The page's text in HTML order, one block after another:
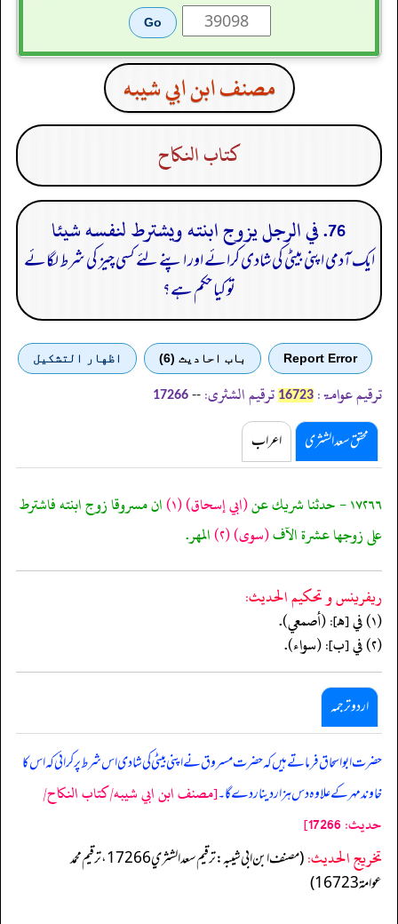
مصنف ابن ابي شيبه
كتاب النكاح
76. في الرجل يزوج ابنته ويشترط لنفسه شيئا
ایک آدمی اپنی بیٹی کی شادی کرائے اور اپنے لئے کسی چیز کی شرط لگائے
تو کیا حکم ہے؟
Report Error باب احادیث (6) اظهار التشكيل
ترقیم عوامۃ: 16723 ترقیم الشثری: --
17266
محقق سعد الشثری اعراب
١٧٢٦٦ - حدثنا شريك عن (ابي إسحاق)(١) ان مسروقا زوج ابنته فاشترط
على زوجها عشرة الآف(سوى)(٢) المهر.
ريفرينس و تحكيم الحدیث:
(١) في [هـ]: (أصمعي).
(٢) في [ب]: (سواء).
اردو ترجمہ
حضرت ابو اسحاق فرماتے ہیں کہ حضرت مسروق نے اپنی بیٹی کی شادی اس شرط پر کرائی کہ اس کا
خاوند مہر کے علاوہ دس ہزاردینار دے گا۔[مصنف ابن ابي شيبه/كتاب النكاح/
حدیث: 17266]
تخریج الحدیث:
(مصنف ابن ابي شيبه: ترقيم سعد الشثري 17266، ترقيم محمد
عوامة 16723)